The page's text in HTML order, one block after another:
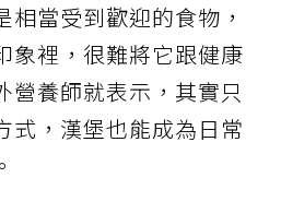
當受到歡迎的食物，
象裡，很難將它跟健康
營養師就表示，其實只
式，漢堡也能成為日常